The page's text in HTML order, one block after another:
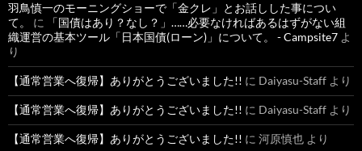
羽鳥慎一のモーニングショーで「金クレ」とお話しした事につい
て。
に
「国債はあり？なし？」……必要なければあるはずがない組
織運営の基本ツール「日本国債(ローン)」について。 - Campsite7 よ
り
【通常営業へ復帰】ありがとうございました!! に Daiyasu-Staff より
【通常営業へ復帰】ありがとうございました!! に Daiyasu-Staff より
【通常営業へ復帰】ありがとうございました!! に 河原慎也 より